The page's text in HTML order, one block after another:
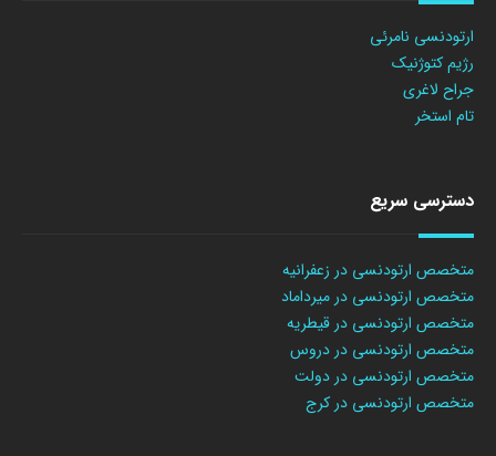
ارتودنسی نامرئی
رژیم کتوژنیک
جراح لاغری
تام استخر
دسترسی سریع
متخصص ارتودنسی در زعفرانیه
متخصص ارتودنسی در میرداماد
متخصص ارتودنسی در قیطریه
متخصص ارتودنسی در دروس
متخصص ارتودنسی در دولت
متخصص ارتودنسی در کرج